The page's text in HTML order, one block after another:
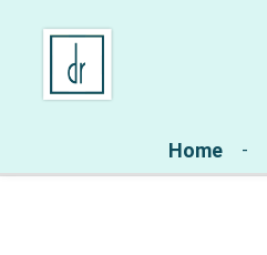
Hauptnavigation springen
Home